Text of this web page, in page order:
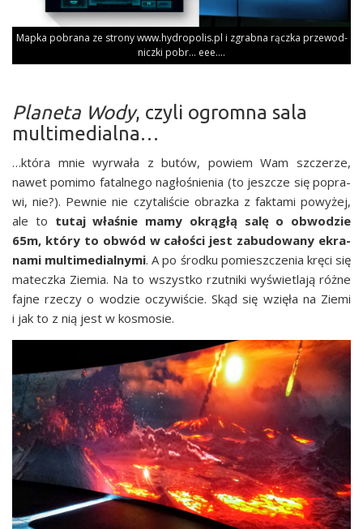
Map­ka pobra­na ze stro­ny www.hydropolis.pl i zgrab­na rącz­ka prze­wod­
nicz­ki pobr… eee.…
Planeta Wody, czyli ogromna sala
multimedialna…
…któ­ra mnie wyrwa­ła z butów, powiem Wam szcze­rze,
nawet pomi­mo fatal­ne­go nagło­śnie­nia (to jesz­cze się popra­
wi, nie?). Pew­nie nie czy­ta­li­ście obraz­ka z fak­ta­mi powy­żej,
ale to tutaj wła­śnie mamy okrą­głą salę o obwo­dzie
65m, któ­ry to obwód w cało­ści jest zabu­do­wa­ny ekra­
na­mi mul­ti­me­dial­ny­mi. A po środ­ku pomiesz­cze­nia krę­ci się
matecz­ka Zie­mia. Na to wszyst­ko rzut­ni­ki wyświe­tla­ją róż­ne
faj­ne rze­czy o wodzie oczy­wi­ście. Skąd się wzię­ła na Zie­mi
i jak to z nią jest w kosmosie.